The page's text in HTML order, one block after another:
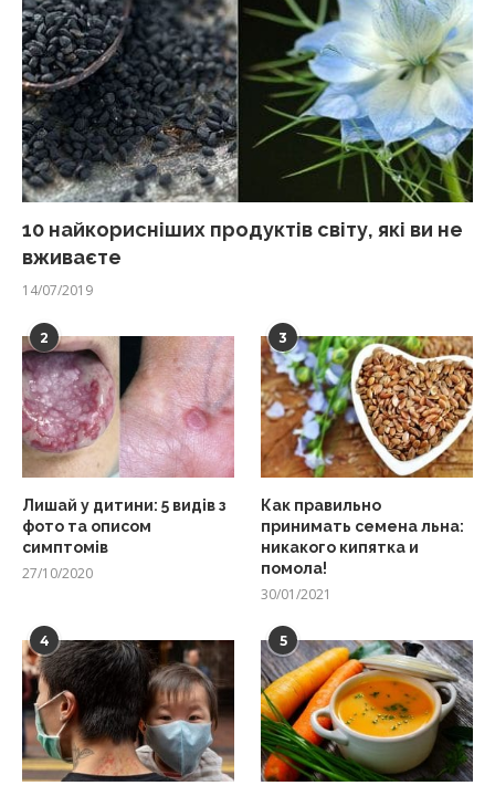
10 найкорисніших продуктів світу, які ви не
вживаєте
14/07/2019
2
Лишай у дитини: 5 видів з
фото та описом
симптомів
27/10/2020
3
Как правильно
принимать семена льна:
никакого кипятка и
помола!
30/01/2021
4 5